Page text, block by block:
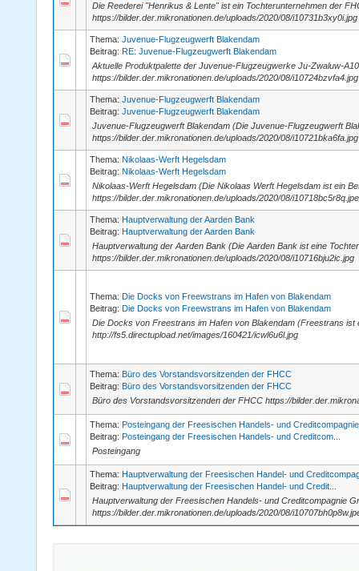
Die Reederei "Henrikus & Lente" ist ein Tochterunternehmen der
https://bilder.der.mikronationen.de/uploads/2020/08/
Thema: Juvenue-Flugzeugwerft Blakendam
Beitrag: RE: Juvenue-Flugzeugwerft Blakendam
Aktuelle Produktpalette der Juvenue-Flugzeugwerke Ju-Zwaluw-
https://bilder.der.mikronationen.de/uploads/2020/08/
Thema: Juvenue-Flugzeugwerft Blakendam
Beitrag: Juvenue-Flugzeugwerft Blakendam
Juvenue-Flugzeugwerft Blakendam (Die Juvenue-Flugzeugwerft
https://bilder.der.mikronationen.de/uploads/2020/08/
Thema: Nikolaas-Werft Hegelsdam
Beitrag: Nikolaas-Werft Hegelsdam
Nikolaas-Werft Hegelsdam (Die Nikolaas Werft Hegelsdam ist ein
https://bilder.der.mikronationen.de/uploads/2020/08/
Thema: Hauptverwaltung der Aarden Bank
Beitrag: Hauptverwaltung der Aarden Bank
Hauptverwaltung der Aarden Bank (Die Aarden Bank ist eine
https://bilder.der.mikronationen.de/uploads/2020/08/i10716bju2ic.jpg
Thema: Die Docks von Freewstrans im Hafen von Blakendam
Beitrag: Die Docks von Freewstrans im Hafen von Blakendam
Die Docks von Freestrans im Hafen von Blakendam (Freestrans ist
http://fs5.directupload.net/images/160421/icwl6u6l.jpg
Thema: Büro des Vorstandsvorsitzenden der FHCC
Beitrag: Büro des Vorstandsvorsitzenden der FHCC
Büro des Vorstandsvorsitzenden der FHCC https://
Thema: Posteingang der Freesischen Handels- und Creditcompagnie
Beitrag: Posteingang der Freesischen Handels- und Creditcom...
Posteingang
Thema: Hauptverwaltung der Freesischen Handel- und
Beitrag: Hauptverwaltung der Freesischen Handel- und Credit...
Hauptverwaltung der Freesischen Handels- und Creditcompagnie
https://bilder.der.mikronationen.de/uploads/2020/08/